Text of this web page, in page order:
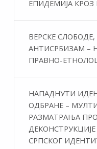
ЕПИДЕМИЈА КРОЗ
ВЕРСКЕ
АНТИСРБИЗАМ –
ПРАВНО-
НАПАДНУТИ
ОДБРАНЕ –
РАЗМАТРАЊА
СРПСКОГ